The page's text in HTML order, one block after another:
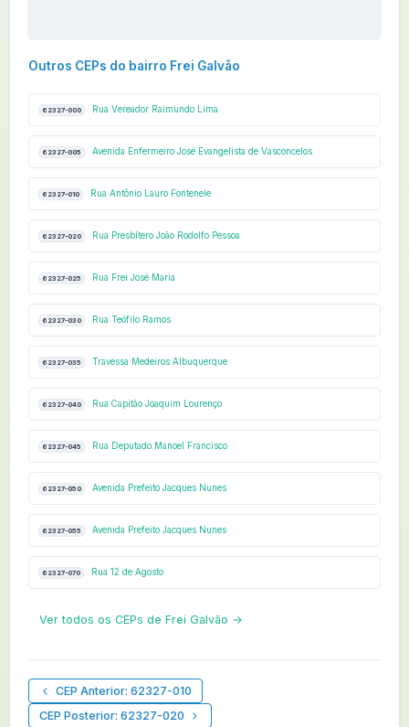
Outros CEPs do bairro Frei Galvão
62327-000 Rua Vereador Raimundo Lima
62327-005 Avenida Enfermeiro José Evangelista de Vasconcelos
62327-010 Rua Antônio Lauro Fontenele
62327-020 Rua Presbítero João Rodolfo Pessoa
62327-025 Rua Frei José Maria
62327-030 Rua Teófilo Ramos
62327-035 Travessa Medeiros Albuquerque
62327-040 Rua Capitão Joaquim Lourenço
62327-045 Rua Deputado Manoel Francisco
62327-050 Avenida Prefeito Jacques Nunes
62327-055 Avenida Prefeito Jacques Nunes
62327-070 Rua 12 de Agosto
Ver todos os CEPs de Frei Galvão →
CEP Anterior: 62327-010
CEP Posterior: 62327-020